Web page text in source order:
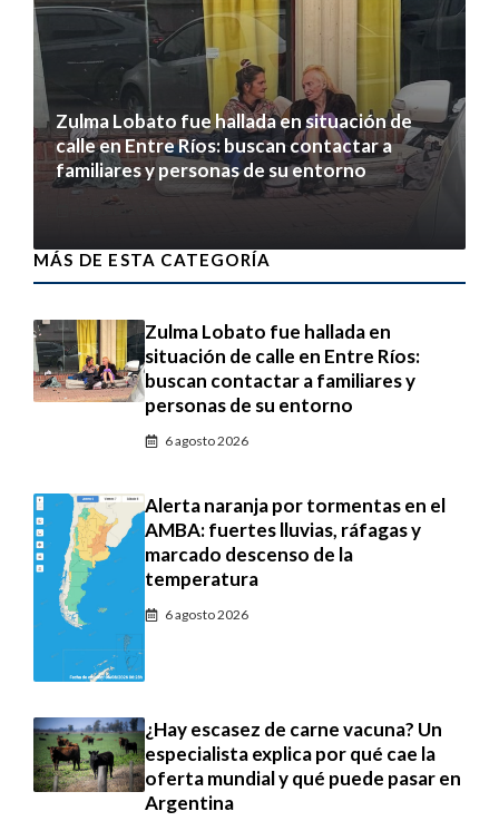
Zulma Lobato fue hallada en situación de
calle en Entre Ríos: buscan contactar a
familiares y personas de su entorno
6 agosto 2026
MÁS DE ESTA CATEGORÍA
Zulma Lobato fue hallada en
situación de calle en Entre Ríos:
buscan contactar a familiares y
personas de su entorno
6 agosto 2026
Alerta naranja por tormentas en el
AMBA: fuertes lluvias, ráfagas y
marcado descenso de la
temperatura
6 agosto 2026
¿Hay escasez de carne vacuna? Un
especialista explica por qué cae la
oferta mundial y qué puede pasar en
Argentina